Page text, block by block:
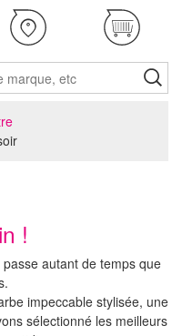
!
autant de temps que
impeccable stylisée, une
sélectionné les meilleurs